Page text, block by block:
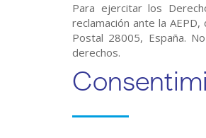
Para ejercitar los
reclamación ante la
Postal 28005, España.
derechos.